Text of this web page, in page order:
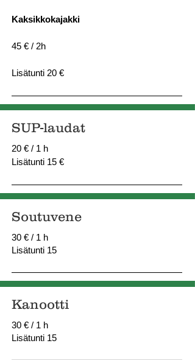
Kaksikkokajakki
45 € / 2h
Lisätunti 20 €
SUP-laudat
20 € / 1 h
Lisätunti 15 €
Soutuvene
30 € / 1 h
Lisätunti 15
Kanootti
30 € / 1 h
Lisätunti 15